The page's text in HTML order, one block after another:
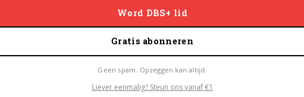
Word DBS+ lid
Gratis abonneren
Geen spam. Opzeggen kan altijd.
Liever eenmalig? Steun ons vanaf €1